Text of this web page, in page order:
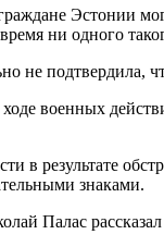
Эстонии
ни одного
не подтвердила,
военных
в результате
знаками.
Палас рассказал